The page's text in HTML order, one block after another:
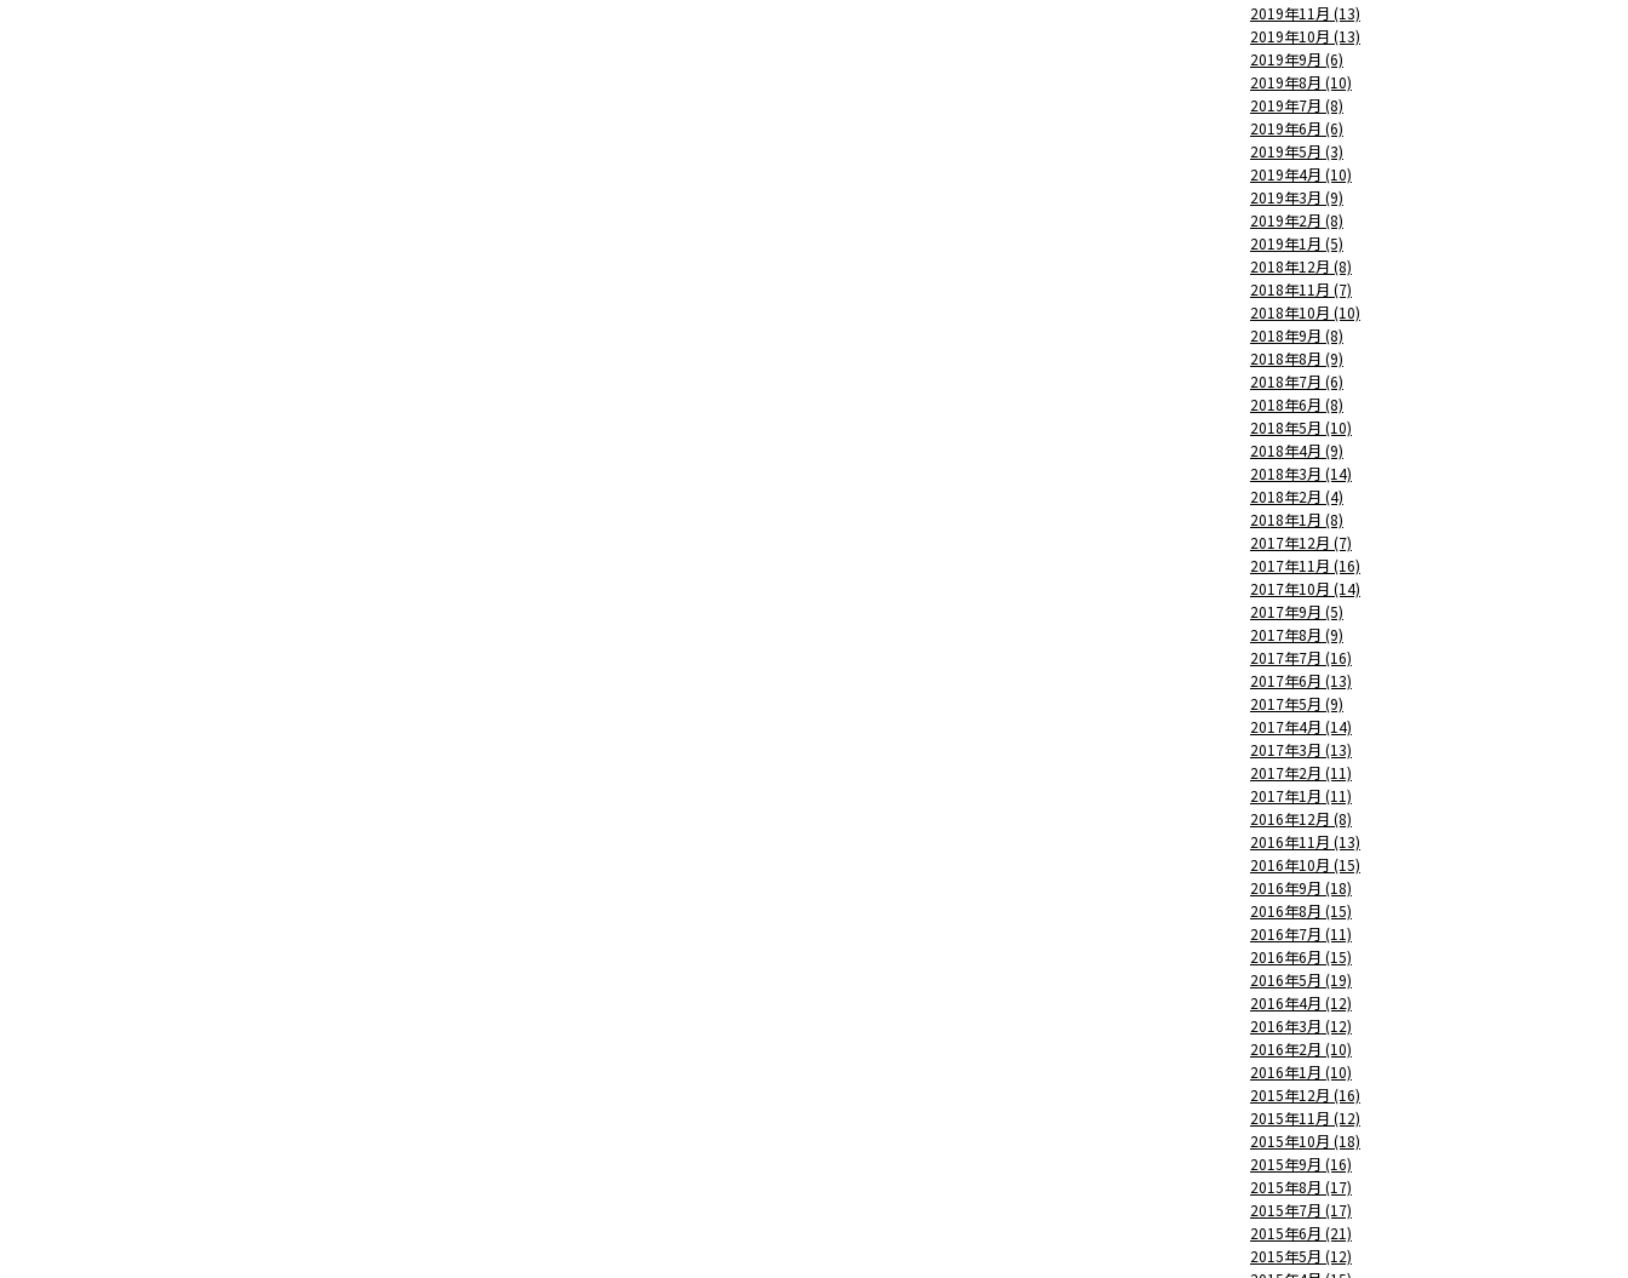
2019年11月 (13)
2019年10月 (13)
2019年9月 (6)
2019年8月 (10)
2019年7月 (8)
2019年6月 (6)
2019年5月 (3)
2019年4月 (10)
2019年3月 (9)
2019年2月 (8)
2019年1月 (5)
2018年12月 (8)
2018年11月 (7)
2018年10月 (10)
2018年9月 (8)
2018年8月 (9)
2018年7月 (6)
2018年6月 (8)
2018年5月 (10)
2018年4月 (9)
2018年3月 (14)
2018年2月 (4)
2018年1月 (8)
2017年12月 (7)
2017年11月 (16)
2017年10月 (14)
2017年9月 (5)
2017年8月 (9)
2017年7月 (16)
2017年6月 (13)
2017年5月 (9)
2017年4月 (14)
2017年3月 (13)
2017年2月 (11)
2017年1月 (11)
2016年12月 (8)
2016年11月 (13)
2016年10月 (15)
2016年9月 (18)
2016年8月 (15)
2016年7月 (11)
2016年6月 (15)
2016年5月 (19)
2016年4月 (12)
2016年3月 (12)
2016年2月 (10)
2016年1月 (10)
2015年12月 (16)
2015年11月 (12)
2015年10月 (18)
2015年9月 (16)
2015年8月 (17)
2015年7月 (17)
2015年6月 (21)
2015年5月 (12)